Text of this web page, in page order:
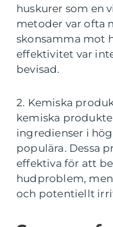
huskurer som en
metoder var ofta
skonsamma mot
effektivitet var
bevisad.
2. Kemiska
kemiska
ingredienser i
populära. Dessa
effektiva för att
hudproblem, men
och potentiellt